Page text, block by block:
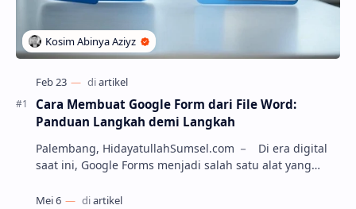
Cara Membuat Google Form dari File Word:
Panduan Langkah demi Langkah
Palembang, HidayatullahSumsel.com － Di era digital
saat ini, Google Forms menjadi salah satu alat yang